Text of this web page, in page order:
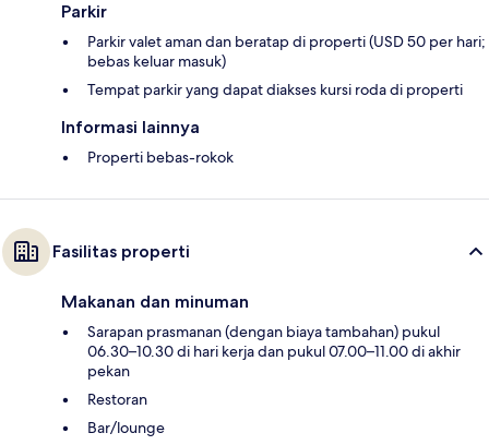
Parkir
Parkir valet aman dan beratap di properti (USD 50 per hari;
bebas keluar masuk)
Tempat parkir yang dapat diakses kursi roda di properti
Informasi lainnya
Properti bebas-rokok
Fasilitas properti
Makanan dan minuman
Sarapan prasmanan (dengan biaya tambahan) pukul
06.30–10.30 di hari kerja dan pukul 07.00–11.00 di akhir
pekan
Restoran
Bar/lounge